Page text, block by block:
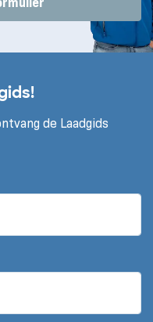
de Laadgids